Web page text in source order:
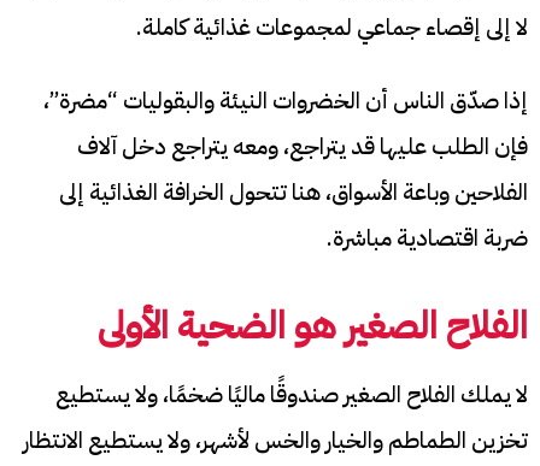
لا إلى إقصاء جماعي لمجموعات غذائية كاملة.
إذا صدّق الناس أن الخضروات النيئة والبقوليات “مضرة”،
فإن الطلب عليها قد يتراجع، ومعه يتراجع دخل آلاف
الفلاحين وباعة الأسواق، هنا تتحول الخرافة الغذائية إلى
ضربة اقتصادية مباشرة.
الفلاح الصغير هو الضحية الأولى
لا يملك الفلاح الصغير صندوقًا ماليًا ضخمًا، ولا يستطيع
تخزين الطماطم والخيار والخس لأشهر، ولا يستطيع الانتظار